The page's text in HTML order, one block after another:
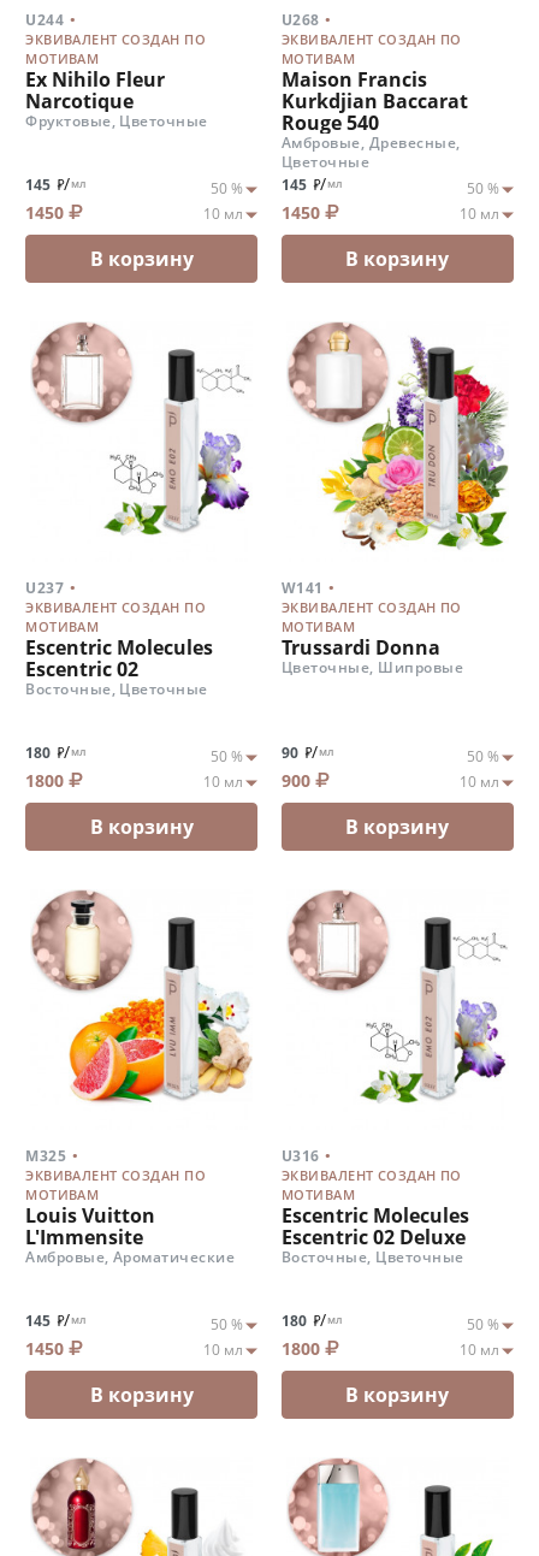
U244 .
ЭКВИВАЛЕНТ СОЗДАН ПО
МОТИВАМ
Ex Nihilo Fleur
Narcotique
Фруктовые, Цветочные
145 /мл
1450
В корзину
U268 .
ЭКВИВАЛЕНТ СОЗДАН ПО
МОТИВАМ
Maison Francis
Kurkdjian Baccarat
Rouge 540
Амбровые, Древесные,
Цветочные
145
/мл
1450
В корзину
U237 .
ЭКВИВАЛЕНТ СОЗДАН ПО
МОТИВАМ
Escentric Molecules
Escentric 02
Восточные, Цветочные
180 /мл
1800
В корзину
W141 .
ЭКВИВАЛЕНТ СОЗДАН ПО
МОТИВАМ
Trussardi Donna
Цветочные, Шипровые
90 /мл
900
В корзину
M325 .
ЭКВИВАЛЕНТ СОЗДАН ПО
МОТИВАМ
Louis Vuitton
L'Immensite
Амбровые, Ароматические
145 /мл
1450
В корзину
U316 .
ЭКВИВАЛЕНТ СОЗДАН ПО
МОТИВАМ
Escentric Molecules
Escentric 02 Deluxe
Восточные, Цветочные
180 /мл
1800
В корзину